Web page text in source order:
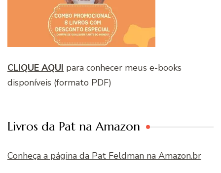
CLIQUE AQUI para conhecer meus e-books
disponíveis (formato PDF)
Livros da Pat na Amazon
Conheça a página da Pat Feldman na Amazon.br